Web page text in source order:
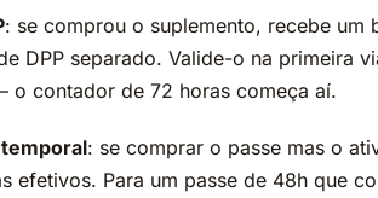
: se comprou o suplemento, recebe um
DPP separado. Valide-o na primeira
contador de 72 horas começa aí.
: se comprar o passe mas o
efetivos. Para um passe de 48h que